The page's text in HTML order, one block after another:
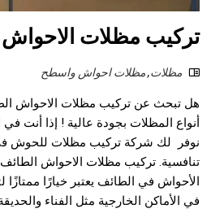
تركيب مظلات
مظلات,مظلات احواش واسطح
هل تبحث عن تركيب مظلات الاحواش
أنواع المظلات بجودة عالية ! إذا أنت
نوفر لك شركة تركيب مظلات للحوش
تنافسية. تركيب مظلات الاحواش
الأحواش في الطائف يعتبر خيارًا ممتازًا
في الأماكن الخارجية مثل الفناء